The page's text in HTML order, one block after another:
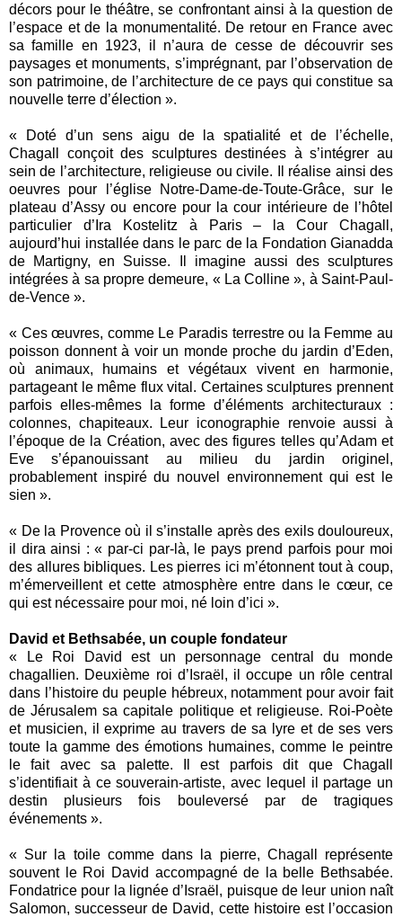
décors pour le théâtre, se confrontant ainsi à la question de
l’espace et de la monumentalité. De retour en France avec
sa famille en 1923, il n’aura de cesse de découvrir ses
paysages et monuments, s’imprégnant, par l’observation de
son patrimoine, de l’architecture de ce pays qui constitue sa
nouvelle terre d’élection ».
« Doté d’un sens aigu de la spatialité et de l’échelle,
Chagall conçoit des sculptures destinées à s’intégrer au
sein de l’architecture, religieuse ou civile. Il réalise ainsi des
oeuvres pour l’église Notre-Dame-de-Toute-Grâce, sur le
plateau d’Assy ou encore pour la cour intérieure de l’hôtel
particulier d’Ira Kostelitz à Paris – la Cour Chagall,
aujourd’hui installée dans le parc de la Fondation Gianadda
de Martigny, en Suisse. Il imagine aussi des sculptures
intégrées à sa propre demeure, « La Colline », à Saint-Paul-
de-Vence ».
« Ces œuvres, comme Le Paradis terrestre ou la Femme au
poisson donnent à voir un monde proche du jardin d’Eden,
où animaux, humains et végétaux vivent en harmonie,
partageant le même flux vital. Certaines sculptures prennent
parfois elles-mêmes la forme d’éléments architecturaux :
colonnes, chapiteaux. Leur iconographie renvoie aussi à
l’époque de la Création, avec des figures telles qu’Adam et
Eve s’épanouissant au milieu du jardin originel,
probablement inspiré du nouvel environnement qui est le
sien ».
« De la Provence où il s’installe après des exils douloureux,
il dira ainsi : « par-ci par-là, le pays prend parfois pour moi
des allures bibliques. Les pierres ici m’étonnent tout à coup,
m’émerveillent et cette atmosphère entre dans le cœur, ce
qui est nécessaire pour moi, né loin d’ici ».
David et Bethsabée, un couple fondateur
« Le Roi David est un personnage central du monde
chagallien. Deuxième roi d’Israël, il occupe un rôle central
dans l’histoire du peuple hébreux, notamment pour avoir fait
de Jérusalem sa capitale politique et religieuse. Roi-Poète
et musicien, il exprime au travers de sa lyre et de ses vers
toute la gamme des émotions humaines, comme le peintre
le fait avec sa palette. Il est parfois dit que Chagall
s’identifiait à ce souverain-artiste, avec lequel il partage un
destin plusieurs fois bouleversé par de tragiques
événements ».
« Sur la toile comme dans la pierre, Chagall représente
souvent le Roi David accompagné de la belle Bethsabée.
Fondatrice pour la lignée d’Israël, puisque de leur union naît
Salomon, successeur de David, cette histoire est l’occasion